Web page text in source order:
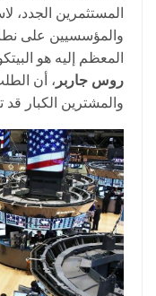
المستثمرين الجدد،
والمؤسسيين على
المعظم إليه هو
روس جاربر ، أن
والمشترين الكبار قد